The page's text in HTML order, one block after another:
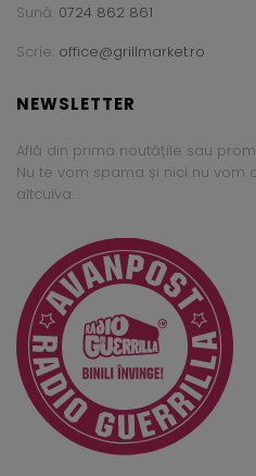
Sună: 0724 862 861
Scrie: office@grillmarket.ro
NEWSLETTER
Află din prima noutățile sau
Nu te vom spama și nici nu
altcuiva.